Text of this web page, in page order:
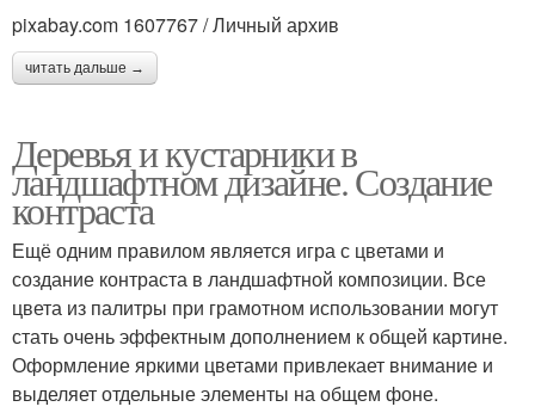
pixabay.com 1607767 / Личный архив
читать дальше →
Деревья и кустарники в
ландшафтном дизайне. Создание
контраста
Ещё одним правилом является игра с цветами и
создание контраста в ландшафтной композиции. Все
цвета из палитры при грамотном использовании могут
стать очень эффектным дополнением к общей картине.
Оформление яркими цветами привлекает внимание и
выделяет отдельные элементы на общем фоне.